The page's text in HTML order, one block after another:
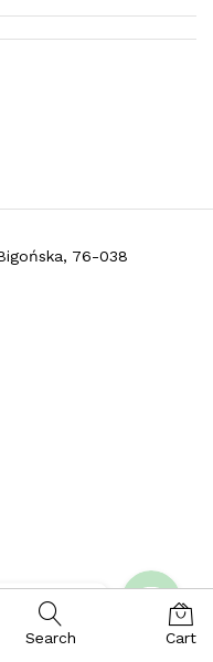
76-038
Search Cart
pytanie